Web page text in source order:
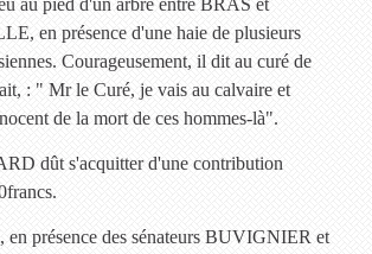
au pied d'un arbre entre BRAS et
en présence d'une haie de plusieurs
Courageusement, il dit au curé de
: " Mr le Curé, je vais au calvaire et
de la mort de ces hommes-là".
dût s'acquitter d'une contribution
présence des sénateurs BUVIGNIER et